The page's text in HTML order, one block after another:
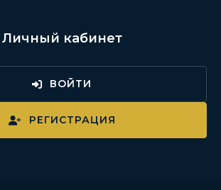
Личный кабинет
ВОЙТИ
РЕГИСТРАЦИЯ